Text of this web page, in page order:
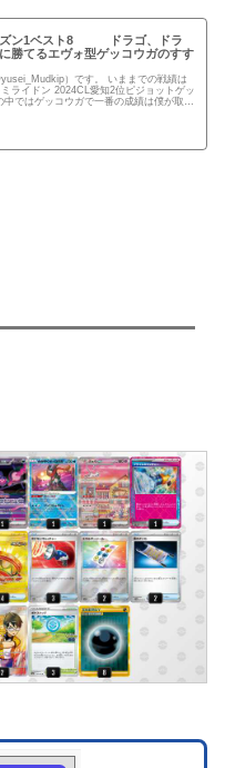
ズン1ベスト8 ドラゴ、ドラ
勝てるエヴォ型ゲッコウガのすす
）です。 いままでの戦績は
ライドン 2024CL愛知2位ピジョットゲッ
中ではゲッコウガで一番の成績は僕が取っ